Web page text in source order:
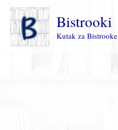
Пређи
садржај
Bistrooki
Kutak za Bistrooke